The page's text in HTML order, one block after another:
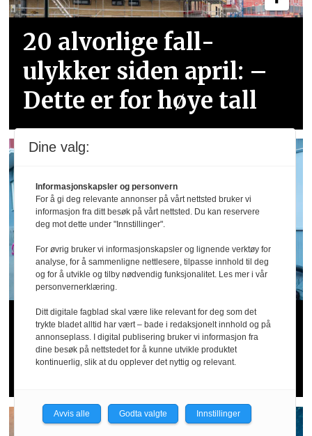
20 alvorlige fall­
ulykker siden april: –
Dette er for høye tall
Arbeidstilsynet hos Wolt og
Foodora: – Tyder på sosial
dumping og utnytting
Dine valg:
Informasjonskapsler og personvern
For å gi deg relevante annonser på vårt nettsted bruker vi
informasjon fra ditt besøk på vårt nettsted. Du kan reservere
deg mot dette under "Innstillinger".
For øvrig bruker vi informasjonskapsler og lignende verktøy for
analyse, for å sammenligne nettlesere, tilpasse innhold til deg
og for å utvikle og tilby nødvendig funksjonalitet. Les mer i vår
personvernerklæring.
Ditt digitale fagblad skal være like relevant for deg som det
trykte bladet alltid har vært – bade i redaksjonelt innhold og på
annonseplass. I digital publisering bruker vi informasjon fra
dine besøk på nettstedet for å kunne utvikle produktet
kontinuerlig, slik at du opplever det nyttig og relevant.
Avvis alle Godta valgte Innstillinger